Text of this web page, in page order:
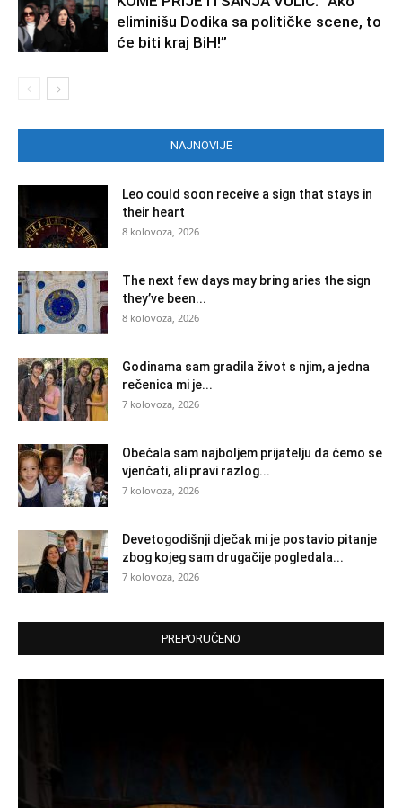
eliminišu Dodika sa političke scene, to
će biti kraj BiH!”
NAJNOVIJE
Leo could soon receive a sign that stays in
their heart
8 kolovoza, 2026
The next few days may bring aries the sign
they’ve been...
8 kolovoza, 2026
Godinama sam gradila život s njim, a jedna
rečenica mi je...
7 kolovoza, 2026
Obećala sam najboljem prijatelju da ćemo se
vjenčati, ali pravi razlog...
7 kolovoza, 2026
Devetogodišnji dječak mi je postavio pitanje
zbog kojeg sam drugačije pogledala...
7 kolovoza, 2026
PREPORUČENO